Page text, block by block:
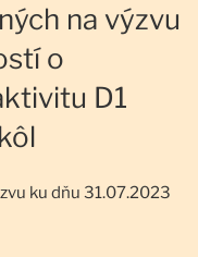
na výzvu
o
D1
ku dňu 31.07.2023